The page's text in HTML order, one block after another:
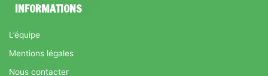
INFORMATIONS
L’équipe
Mentions légales
Nous contacter